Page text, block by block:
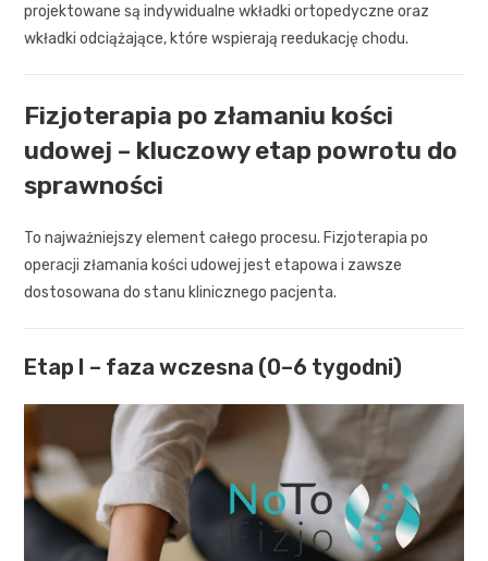
projektowane są indywidualne wkładki ortopedyczne oraz
wkładki odciążające, które wspierają reedukację chodu.
Fizjoterapia po złamaniu kości
udowej – kluczowy etap powrotu do
sprawności
To najważniejszy element całego procesu. Fizjoterapia po
operacji złamania kości udowej jest etapowa i zawsze
dostosowana do stanu klinicznego pacjenta.
Etap I – faza wczesna (0–6 tygodni)